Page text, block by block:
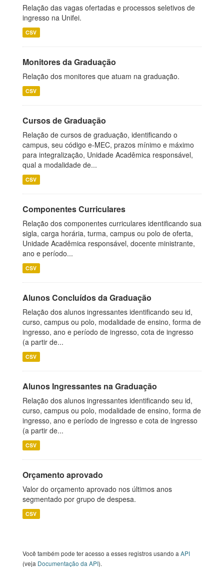
Relação das vagas ofertadas e processos seletivos de
ingresso na Unifei.
CSV
Monitores da Graduação
Relação dos monitores que atuam na graduação.
CSV
Cursos de Graduação
Relação de cursos de graduação, identificando o
campus, seu código e-MEC, prazos mínimo e máximo
para integralização, Unidade Acadêmica responsável,
qual a modalidade de...
CSV
Componentes Curriculares
Relação dos componentes curriculares identificando sua
sigla, carga horária, turma, campus ou polo de oferta,
Unidade Acadêmica responsável, docente ministrante,
ano e período...
CSV
Alunos Concluídos da Graduação
Relação dos alunos ingressantes identificando seu id,
curso, campus ou polo, modalidade de ensino, forma de
ingresso, ano e período de ingresso, cota de ingresso
(a partir de...
CSV
Alunos Ingressantes na Graduação
Relação dos alunos ingressantes identificando seu id,
curso, campus ou polo, modalidade de ensino, forma de
ingresso, ano e período de ingresso e cota de ingresso
(a partir de...
CSV
Orçamento aprovado
Valor do orçamento aprovado nos últimos anos
segmentado por grupo de despesa.
CSV
Você também pode ter acesso a esses registros usando a API
(veja Documentação da API).